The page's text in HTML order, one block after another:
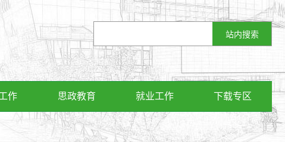
作 思政教育 就业工作 下载专区